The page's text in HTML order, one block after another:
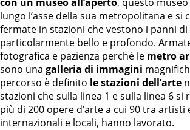
lungo l’asse della sua metropolitana e si
fermate in stazioni che vestono i panni
particolarmente bello e profondo.
fotografica e pazienza perché le metro
sono una galleria di immagini
percorso è definito le stazioni dell’arte
stazioni che sulla linea 1 e sulla linea 6 si
più di 200 opere d’arte a cui 90 tra artisti
internazionali e locali, hanno lavorato.